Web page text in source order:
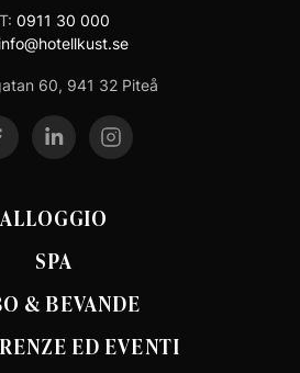
T: 0911 30 000
info@hotellkust.se
60, 941 32 Piteå
ALLOGGIO
SPA
& BEVANDE
ED EVENTI